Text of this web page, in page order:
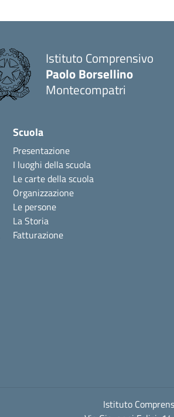
Istituto Comprensivo
Paolo Borsellino
Montecompatri
Scuola
Presentazione
I luoghi della scuola
Le carte della scuola
Organizzazione
Le persone
La Storia
Fatturazione
Istituto